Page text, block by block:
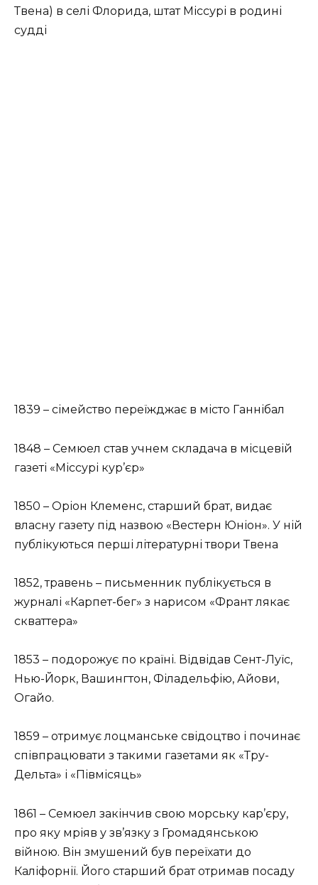
Твена) в селі Флорида, штат Міссурі в родині
судді
1839 – сімейство переїжджає в місто Ганнібал
1848 – Семюел став учнем складача в місцевій
газеті «Міссурі кур’єр»
1850 – Оріон Клеменс, старший брат, видає
власну газету під назвою «Вестерн Юніон». У ній
публікуються перші літературні твори Твена
1852, травень – письменник публікується в
журналі «Карпет-бег» з нарисом «Франт лякає
скваттера»
1853 – подорожує по країні. Відвідав Сент-Луїс,
Нью-Йорк, Вашингтон, Філадельфію, Айови,
Огайо.
1859 – отримує лоцманське свідоцтво і починає
співпрацювати з такими газетами як «Тру-
Дельта» і «Півмісяць»
1861 – Семюел закінчив свою морську кар’єру,
про яку мріяв у зв’язку з Громадянською
війною. Він змушений був переїхати до
Каліфорнії. Його старший брат отримав посаду